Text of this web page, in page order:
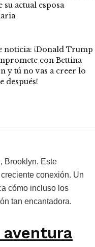
su actual esposa
noticia: ¡Donald Trump
con Bettina
y tú no vas a creer lo
después!
Brooklyn. Este
conexión. Un
cómo incluso los
tan encantadora.